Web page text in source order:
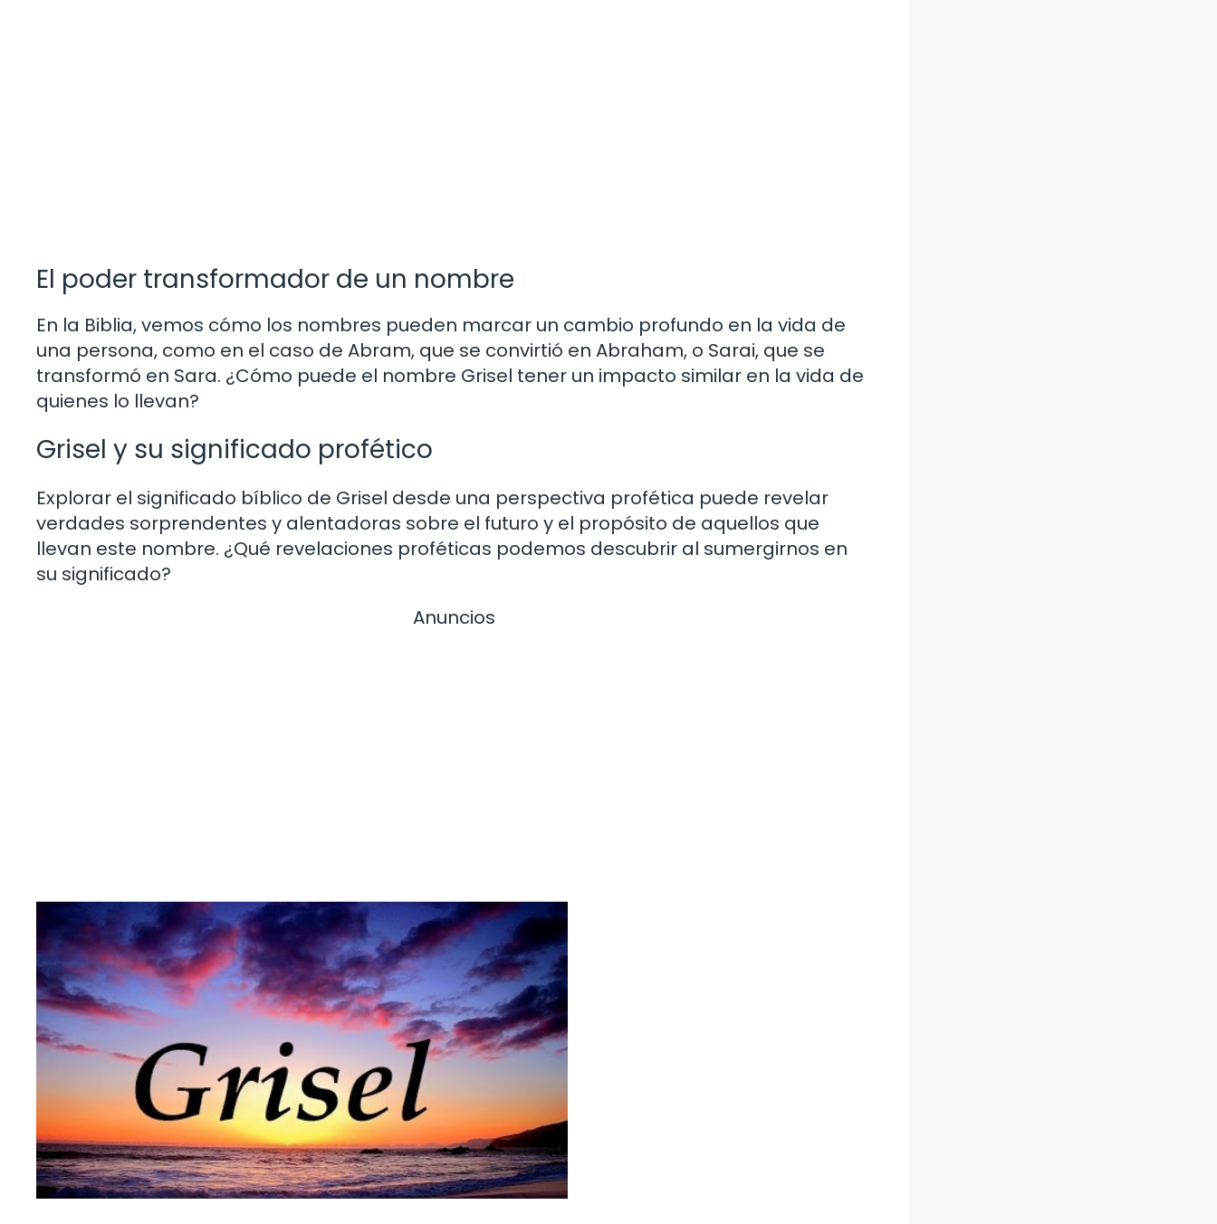
El poder transformador de un nombre
En la Biblia, vemos cómo los nombres pueden marcar un cambio profundo en la vida de
una persona, como en el caso de Abram, que se convirtió en Abraham, o Sarai, que se
transformó en Sara. ¿Cómo puede el nombre Grisel tener un impacto similar en la vida de
quienes lo llevan?
Grisel y su significado profético
Explorar el significado bíblico de Grisel desde una perspectiva profética puede revelar
verdades sorprendentes y alentadoras sobre el futuro y el propósito de aquellos que
llevan este nombre. ¿Qué revelaciones proféticas podemos descubrir al sumergirnos en
su significado?
Anuncios